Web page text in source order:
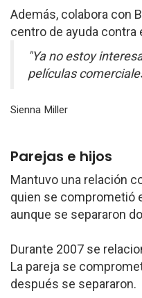
Además, colabora con
centro de ayuda contra
"Ya no estoy
películas
Sienna Miller
Parejas e hijos
Mantuvo una relación
quien se comprometió
aunque se separaron
Durante 2007 se
La pareja se
después se separaron.